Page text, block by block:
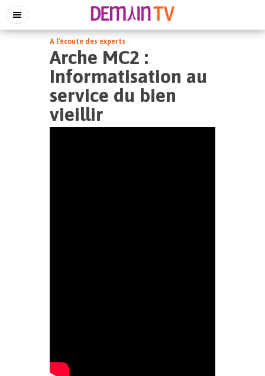
A l'écoute des experts
Arche MC2 :
Informatisation au
service du bien
vieillir